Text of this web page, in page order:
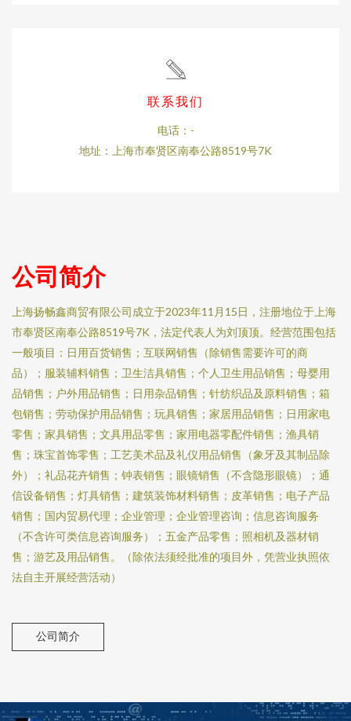
联系我们
电话：-
地址：上海市奉贤区南奉公路8519号7K
公司简介
上海扬畅鑫商贸有限公司成立于2023年11月15日，注册地位于上海
市奉贤区南奉公路8519号7K，法定代表人为刘顶顶。经营范围包括
一般项目：日用百货销售；互联网销售（除销售需要许可的商
品）；服装辅料销售；卫生洁具销售；个人卫生用品销售；母婴用
品销售；户外用品销售；日用杂品销售；针纺织品及原料销售；箱
包销售；劳动保护用品销售；玩具销售；家居用品销售；日用家电
零售；家具销售；文具用品零售；家用电器零配件销售；渔具销
售；珠宝首饰零售；工艺美术品及礼仪用品销售（象牙及其制品除
外）；礼品花卉销售；钟表销售；眼镜销售（不含隐形眼镜）；通
信设备销售；灯具销售；建筑装饰材料销售；皮革销售；电子产品
销售；国内贸易代理；企业管理；企业管理咨询；信息咨询服务
（不含许可类信息咨询服务）；五金产品零售；照相机及器材销
售；游艺及用品销售。（除依法须经批准的项目外，凭营业执照依
法自主开展经营活动）
公司简介